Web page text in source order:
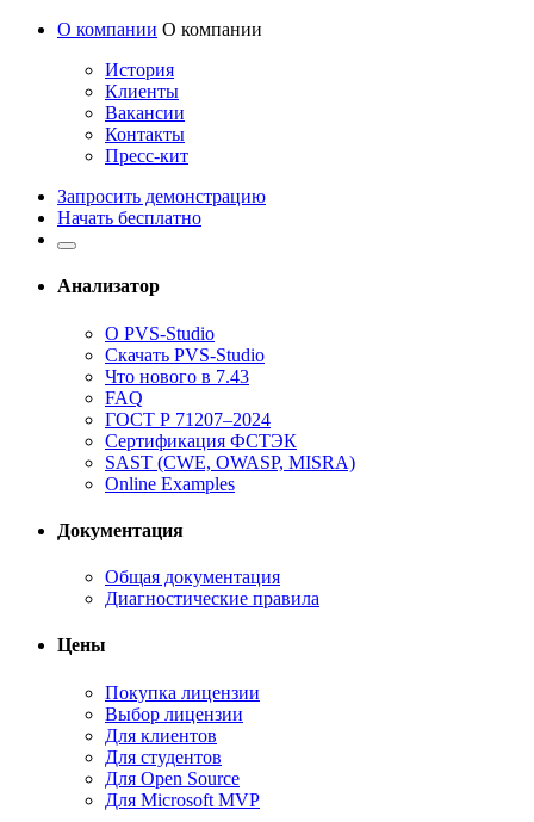
О компании О компании
История
Клиенты
Вакансии
Контакты
Пресс-кит
Запросить демонстрацию
Начать бесплатно
Анализатор
О PVS-Studio
Скачать PVS-Studio
Что нового в 7.43
FAQ
ГОСТ Р 71207–2024
Сертификация ФСТЭК
SAST (CWE, OWASP, MISRA)
Online Examples
Документация
Общая документация
Диагностические правила
Цены
Покупка лицензии
Выбор лицензии
Для клиентов
Для студентов
Для Open Source
Для Microsoft MVP